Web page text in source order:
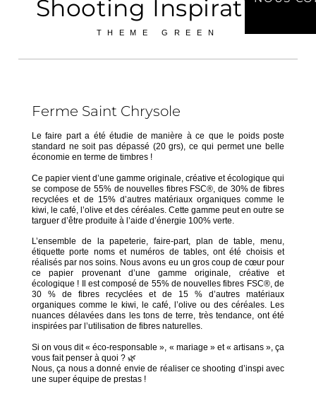
Shooting Inspiration
THEME GREEN
Ferme Saint Chrysole
Le faire part a été étudie de manière à ce que le poids poste
standard ne soit pas dépassé (20 grs), ce qui permet une belle
économie en terme de timbres !
Ce papier vient d’une gamme originale, créative et écologique qui
se compose de 55% de nouvelles fibres FSC®, de 30% de fibres
recyclées et de 15% d’autres matériaux organiques comme le
kiwi, le café, l’olive et des céréales. Cette gamme peut en outre se
targuer d’être produite à l’aide d’énergie 100% verte.
L’ensemble de la papeterie, faire-part, plan de table, menu,
étiquette porte noms et numéros de tables, ont été choisis et
réalisés par nos soins. Nous avons eu un gros coup de cœur pour
ce papier provenant d’une gamme originale, créative et
écologique ! Il est composé de 55% de nouvelles fibres FSC®, de
30 % de fibres recyclées et de 15 % d’autres matériaux
organiques comme le kiwi, le café, l’olive ou des céréales. Les
nuances délavées dans les tons de terre, très tendance, ont été
inspirées par l’utilisation de fibres naturelles.
Si on vous dit « éco-responsable », « mariage » et « artisans », ça
vous fait penser à quoi ? 🌿
Nous, ça nous a donné envie de réaliser ce shooting d’inspi avec
une super équipe de prestas !